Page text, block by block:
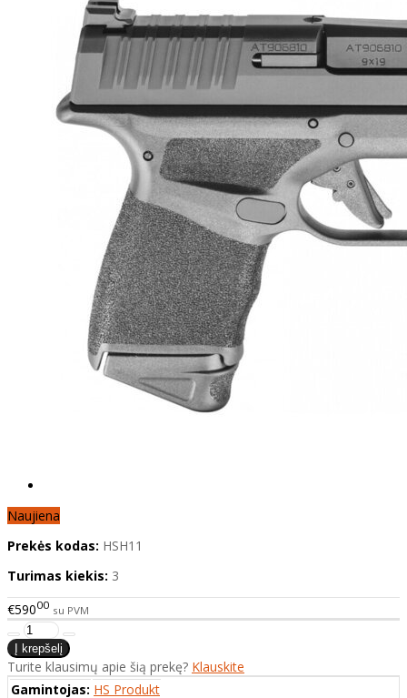
Naujiena
Prekės kodas: HSH11
Turimas kiekis: 3
€59000 su PVM
Turite klausimų apie šią prekę? Klauskite
Gamintojas: HS Produkt